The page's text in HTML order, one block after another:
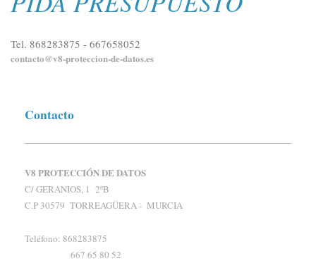
Tel. 868283875 - 667658052
contacto@v8-proteccion-de-datos.es
Contacto
V8 PROTECCIÓN DE DATOS
C/ GERANIOS, 1 2ºB
C.P 30579 TORREAGÜERA - MURCIA
Teléfono: 868283875
667 65 80 52